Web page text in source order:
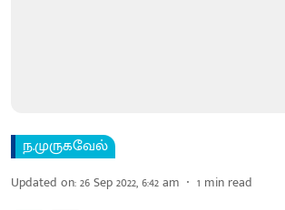
ந.முருகவேல்
Updated on:26 Sep 2022, 6:42 am 1 min read